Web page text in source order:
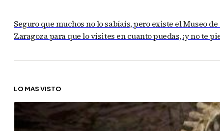
Seguro que muchos no lo sabíais, pero existe el Museo
Zaragoza para que lo visites en cuanto puedas, ¡y no te
LO MÁS VISTO